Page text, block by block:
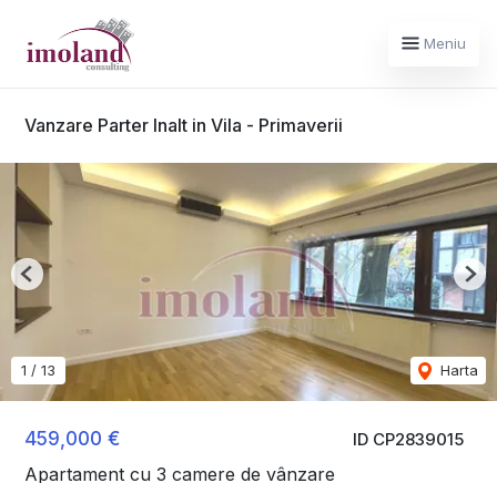
Meniu
Vanzare Parter Inalt in Vila - Primaverii
ID CP2839015
459,000 €
Apartament cu 3 camere de vânzare
1 / 13 Harta
Previous